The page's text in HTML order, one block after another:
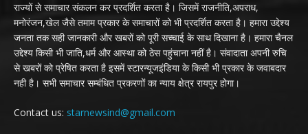
राज्यों से समाचार संकलन कर प्रदर्शित करता है। जिसमें राजनीति,अपराध,
मनोरंजन,खेल जैसे तमाम प्रकार के समाचारों को भी प्रदर्शित करता है। हमारा उद्देश्य
जनता तक सही जानकारी और खबरों को पूरी सच्चाई के साथ दिखाना है। हमारा चैनल
उद्देश्य किसी भी जाति,धर्म और आस्था को ठेस पहुंचाना नहीं है। संवादाता अपनी रुचि
से खबरों को प्रेषित करता है इसमें स्टारन्यूजइंडिया के किसी भी प्रकार के जवाबदार
नही है। सभी समाचार सम्बंधित प्रकरणों का न्याय क्षेत्र रायपुर होगा।
Contact us: starnewsind@gmail.com